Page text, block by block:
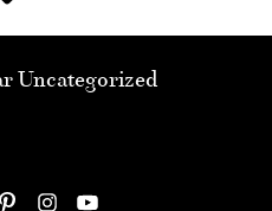
Uncategorized